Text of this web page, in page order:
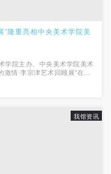
”隆重亮相中央美术学院美
学院主办、中央美术学院美术
情·李宗津艺术回顾展”在中
集《凝固的激情·李宗津
展览由中央美术学院副院长
我馆资讯